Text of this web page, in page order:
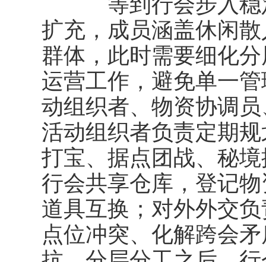
扩充，成员涵盖休闲
群体，此时需要细化
运营工作，避免单一
动组织者、物资协调
活动组织者负责定期
打宝、据点团战、秘
行会共享仓库，登记
道具互换；对外外交
点位冲突、化解跨会